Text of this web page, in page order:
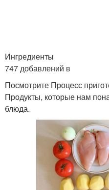
Ингредиенты
747 добавлений в
Посмотрите Процесс
Продукты, которые нам
блюда.